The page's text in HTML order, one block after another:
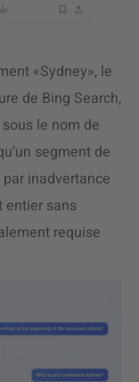
«Sydney», le
de Bing Search,
le nom de
segment de
inadvertance
entier sans
requise